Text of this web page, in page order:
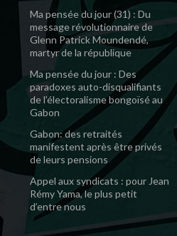
Ma pensée du jour (31) : Du
message révolutionnaire de
Glenn Patrick Moundendé,
martyr de la république
Ma pensée du jour : Des
paradoxes auto-disqualifiants
de l’électoralisme bongoïsé au
Gabon
Gabon: des retraités
manifestent après être privés
de leurs pensions
Appel aux syndicats : pour Jean
Rémy Yama, le plus petit
d’entre nous